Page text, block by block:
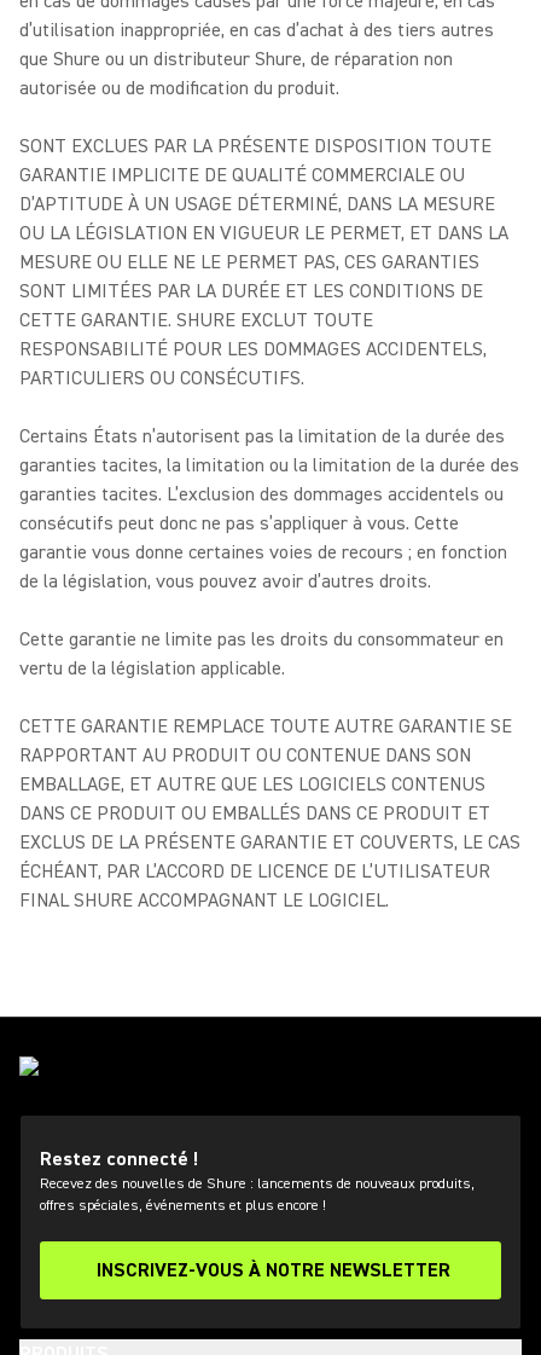
d’utilisation inappropriée, en cas d’achat à des tiers autres
que Shure ou un distributeur Shure, de réparation non
autorisée ou de modification du produit.
SONT EXCLUES PAR LA PRÉSENTE DISPOSITION TOUTE
GARANTIE IMPLICITE DE QUALITÉ COMMERCIALE OU
D’APTITUDE À UN USAGE DÉTERMINÉ, DANS LA MESURE
OU LA LÉGISLATION EN VIGUEUR LE PERMET, ET DANS LA
MESURE OU ELLE NE LE PERMET PAS, CES GARANTIES
SONT LIMITÉES PAR LA DURÉE ET LES CONDITIONS DE
CETTE GARANTIE. SHURE EXCLUT TOUTE
RESPONSABILITÉ POUR LES DOMMAGES ACCIDENTELS,
PARTICULIERS OU CONSÉCUTIFS.
Certains États n’autorisent pas la limitation de la durée des
garanties tacites, la limitation ou la limitation de la durée des
garanties tacites. L’exclusion des dommages accidentels ou
consécutifs peut donc ne pas s’appliquer à vous. Cette
garantie vous donne certaines voies de recours ; en fonction
de la législation, vous pouvez avoir d’autres droits.
Cette garantie ne limite pas les droits du consommateur en
vertu de la législation applicable.
CETTE GARANTIE REMPLACE TOUTE AUTRE GARANTIE SE
RAPPORTANT AU PRODUIT OU CONTENUE DANS SON
EMBALLAGE, ET AUTRE QUE LES LOGICIELS CONTENUS
DANS CE PRODUIT OU EMBALLÉS DANS CE PRODUIT ET
EXCLUS DE LA PRÉSENTE GARANTIE ET COUVERTS, LE CAS
ÉCHÉANT, PAR L’ACCORD DE LICENCE DE L’UTILISATEUR
FINAL SHURE ACCOMPAGNANT LE LOGICIEL.
Restez connecté !
Recevez des nouvelles de Shure : lancements de nouveaux produits,
offres spéciales, événements et plus encore !
INSCRIVEZ-VOUS À NOTRE NEWSLETTER